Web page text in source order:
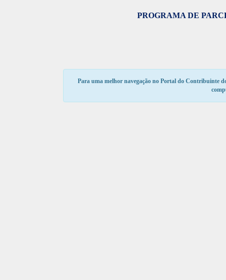
PROGRAMA DE
Para uma melhor navegação no Portal do Contribuinte